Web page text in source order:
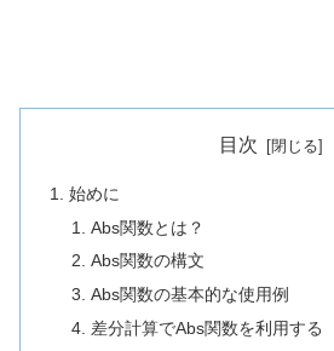
目次
始めに
Abs関数とは？
Abs関数の構文
Abs関数の基本的な使用例
差分計算でAbs関数を利用する